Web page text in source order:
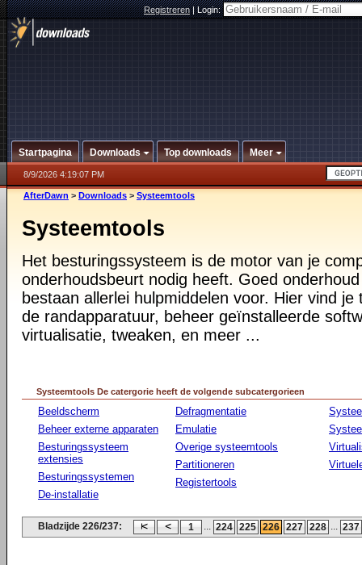
Registreren|Login:
Startpagina Downloads Top downloads Meer
8/9/2026 4:19:07 PM
AfterDawn > Downloads > Systeemtools
Systeemtools
Het besturingssysteem is de motor van je
onderhoudsbeurt nodig heeft. Goed
bestaan allerlei hulpmiddelen voor. Hier vind
de randapparatuur, beheer geïnstalleerde
virtualisatie, tweaken, en meer ...
Systeemtools De catergorie heeft de volgende subcatergorieen
Beeldscherm
Beheer externe apparaten
Besturingssysteem
extensies
Besturingssystemen
De-installatie
Defragmentatie
Emulatie
Overige systeemtools
Partitioneren
Registertools
Bladzijde 226/237: 1 ... 224 225 226 227 228 ... 237